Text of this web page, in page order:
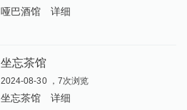
哑巴酒馆 详细
坐忘茶馆
2024-08-30 ，7次浏览
坐忘茶馆 详细